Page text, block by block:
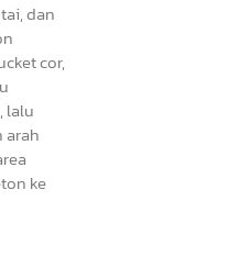
dan
cor,
lalu
arah
ke